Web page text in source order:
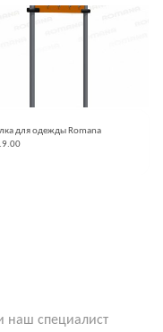
для одежды Romana
наш специалист